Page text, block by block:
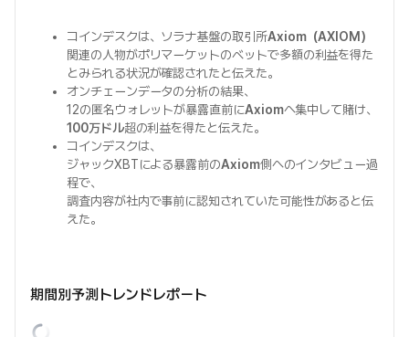
コインデスクは、ソラナ基盤の取引所Axiom（AXIOM）
関連の人物がポリマーケットのベットで多額の利益を得た
とみられる状況が確認されたと伝えた。
オンチェーンデータの分析の結果、
12の匿名ウォレットが暴露直前にAxiomへ集中して賭け、
100万ドル超の利益を得たと伝えた。
コインデスクは、
ジャックXBTによる暴露前のAxiom側へのインタビュー過
程で、
調査内容が社内で事前に認知されていた可能性があると伝
えた。
期間別予測トレンドレポート